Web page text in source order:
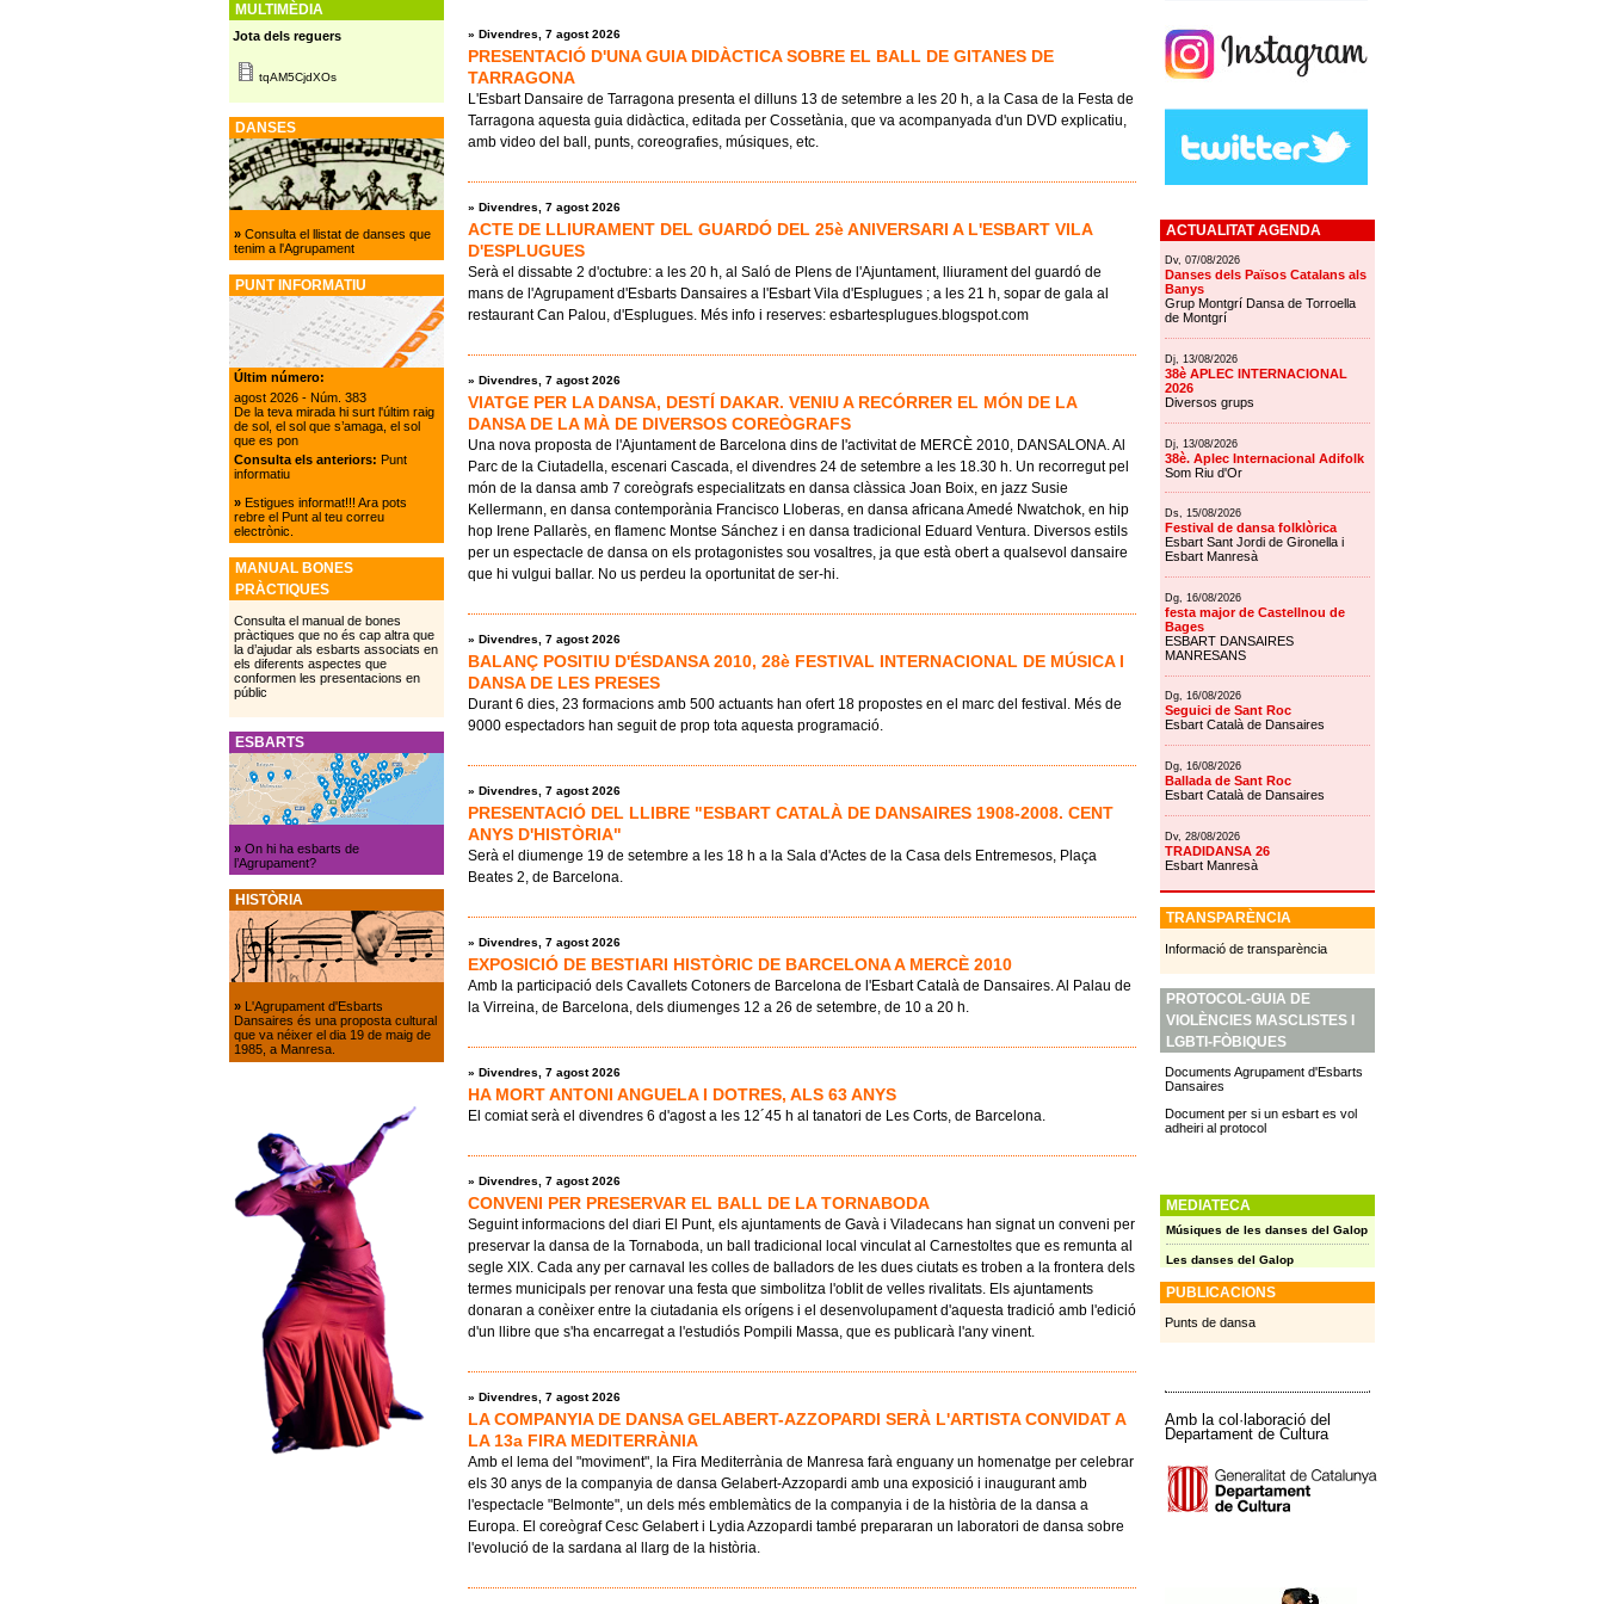
» Divendres, 7 agost 2026
PRESENTACIÓ D'UNA GUIA DIDÀCTICA SOBRE EL BALL DE GITANES DE
TARRAGONA
L'Esbart Dansaire de Tarragona presenta el dilluns 13 de setembre a les 20 h, a la Casa de la Festa de
Tarragona aquesta guia didàctica, editada per Cossetània, que va acompanyada d'un DVD explicatiu,
amb video del ball, punts, coreografies, músiques, etc.
» Divendres, 7 agost 2026
ACTE DE LLIURAMENT DEL GUARDÓ DEL 25è ANIVERSARI A L'ESBART VILA
D'ESPLUGUES
Serà el dissabte 2 d'octubre: a les 20 h, al Saló de Plens de l'Ajuntament, lliurament del guardó de
mans de l'Agrupament d'Esbarts Dansaires a l'Esbart Vila d'Esplugues ; a les 21 h, sopar de gala al
restaurant Can Palou, d'Esplugues. Més info i reserves: esbartesplugues.blogspot.com
» Divendres, 7 agost 2026
VIATGE PER LA DANSA, DESTÍ DAKAR. VENIU A RECÓRRER EL MÓN DE LA
DANSA DE LA MÀ DE DIVERSOS COREÒGRAFS
Una nova proposta de l'Ajuntament de Barcelona dins de l'activitat de MERCÈ 2010, DANSALONA. Al
Parc de la Ciutadella, escenari Cascada, el divendres 24 de setembre a les 18.30 h. Un recorregut pel
món de la dansa amb 7 coreògrafs especialitzats en dansa clàssica Joan Boix, en jazz Susie
Kellermann, en dansa contemporània Francisco Lloberas, en dansa africana Amedé Nwatchok, en hip
hop Irene Pallarès, en flamenc Montse Sánchez i en dansa tradicional Eduard Ventura. Diversos estils
per un espectacle de dansa on els protagonistes sou vosaltres, ja que està obert a qualsevol dansaire
que hi vulgui ballar. No us perdeu la oportunitat de ser-hi.
» Divendres, 7 agost 2026
BALANÇ POSITIU D'ÉSDANSA 2010, 28è FESTIVAL INTERNACIONAL DE MÚSICA I
DANSA DE LES PRESES
Durant 6 dies, 23 formacions amb 500 actuants han ofert 18 propostes en el marc del festival. Més de
9000 espectadors han seguit de prop tota aquesta programació.
» Divendres, 7 agost 2026
PRESENTACIÓ DEL LLIBRE "ESBART CATALÀ DE DANSAIRES 1908-2008. CENT
ANYS D'HISTÒRIA"
Serà el diumenge 19 de setembre a les 18 h a la Sala d'Actes de la Casa dels Entremesos, Plaça
Beates 2, de Barcelona.
» Divendres, 7 agost 2026
EXPOSICIÓ DE BESTIARI HISTÒRIC DE BARCELONA A MERCÈ 2010
Amb la participació dels Cavallets Cotoners de Barcelona de l'Esbart Català de Dansaires. Al Palau de
la Virreina, de Barcelona, dels diumenges 12 a 26 de setembre, de 10 a 20 h.
» Divendres, 7 agost 2026
HA MORT ANTONI ANGUELA I DOTRES, ALS 63 ANYS
El comiat serà el divendres 6 d'agost a les 12´45 h al tanatori de Les Corts, de Barcelona.
» Divendres, 7 agost 2026
CONVENI PER PRESERVAR EL BALL DE LA TORNABODA
Seguint informacions del diari El Punt, els ajuntaments de Gavà i Viladecans han signat un conveni per
preservar la dansa de la Tornaboda, un ball tradicional local vinculat al Carnestoltes que es remunta al
segle XIX. Cada any per carnaval les colles de balladors de les dues ciutats es troben a la frontera dels
termes municipals per renovar una festa que simbolitza l'oblit de velles rivalitats. Els ajuntaments
donaran a conèixer entre la ciutadania els orígens i el desenvolupament d'aquesta tradició amb l'edició
d'un llibre que s'ha encarregat a l'estudiós Pompili Massa, que es publicarà l'any vinent.
» Divendres, 7 agost 2026
LA COMPANYIA DE DANSA GELABERT-AZZOPARDI SERÀ L'ARTISTA CONVIDAT A
LA 13a FIRA MEDITERRÀNIA
Amb el lema del "moviment", la Fira Mediterrània de Manresa farà enguany un homenatge per celebrar
els 30 anys de la companyia de dansa Gelabert-Azzopardi amb una exposició i inaugurant amb
l'espectacle "Belmonte", un dels més emblemàtics de la companyia i de la història de la dansa a
Europa. El coreògraf Cesc Gelabert i Lydia Azzopardi també prepararan un laboratori de dansa sobre
l'evolució de la sardana al llarg de la història.
MULTIMÈDIA
Jota dels reguers
tqAM5CjdXOs
DANSES
»Consulta el llistat de danses que
tenim a l'Agrupament
PUNT INFORMATIU
Últim número:
agost 2026 - Núm. 383
De la teva mirada hi surt l'últim raig
de sol, el sol que s’amaga, el sol
que es pon
Consulta els anteriors: Punt
informatiu
»Estigues informat!!! Ara pots
rebre el Punt al teu correu
electrònic.
MANUAL BONES
PRÀCTIQUES
Consulta el manual de bones
pràctiques que no és cap altra que
la d’ajudar als esbarts associats en
els diferents aspectes que
conformen les presentacions en
públic
ESBARTS
»On hi ha esbarts de
l’Agrupament?
HISTÒRIA
» L'Agrupament d'Esbarts
Dansaires és una proposta cultural
que va néixer el dia 19 de maig de
1985, a Manresa.
ACTUALITAT AGENDA
Dv, 07/08/2026
Danses dels Països Catalans als
Banys
Grup Montgrí Dansa de Torroella
de Montgrí
Dj, 13/08/2026
38è APLEC INTERNACIONAL
2026
Diversos grups
Dj, 13/08/2026
38è. Aplec Internacional Adifolk
Som Riu d'Or
Ds, 15/08/2026
Festival de dansa folklòrica
Esbart Sant Jordi de Gironella i
Esbart Manresà
Dg, 16/08/2026
festa major de Castellnou de
Bages
ESBART DANSAIRES
MANRESANS
Dg, 16/08/2026
Seguici de Sant Roc
Esbart Català de Dansaires
Dg, 16/08/2026
Ballada de Sant Roc
Esbart Català de Dansaires
Dv, 28/08/2026
TRADIDANSA 26
Esbart Manresà
TRANSPARÈNCIA
Informació de transparència
PROTOCOL-GUIA DE
VIOLÈNCIES MASCLISTES I
LGBTI-FÒBIQUES
Documents Agrupament d'Esbarts
Dansaires
Document per si un esbart es vol
adheiri al protocol
MEDIATECA
Músiques de les danses del Galop
Les danses del Galop
PUBLICACIONS
Punts de dansa
Amb la col·laboració del
Departament de Cultura